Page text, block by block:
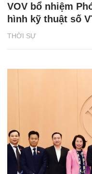
THỜI SỰ
VOV bổ nhiệm
hình kỹ thuật số